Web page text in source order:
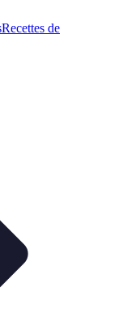
Recettes de